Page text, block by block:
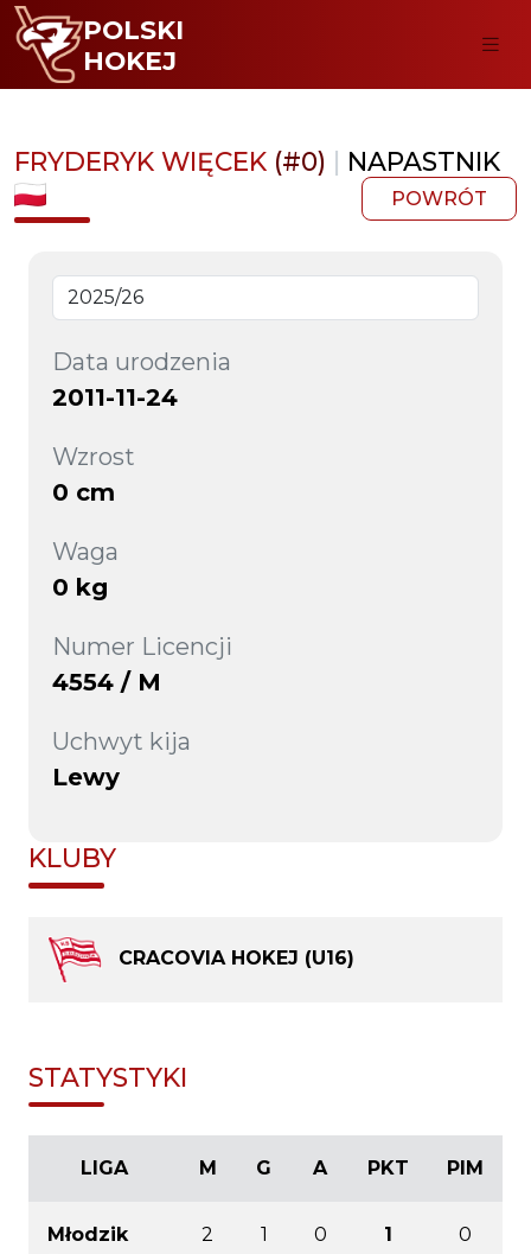
POLSKI
HOKEJ
FRYDERYK WIĘCEK (#0) | NAPASTNIK
POWRÓT
Data urodzenia
2011-11-24
Wzrost
0 cm
Waga
0 kg
Numer Licencji
4554 / M
Uchwyt kija
Lewy
KLUBY
CRACOVIA HOKEJ (U16)
STATYSTYKI
LIGA M G A PKT PIM
Młodzik
2 1 0 1 0